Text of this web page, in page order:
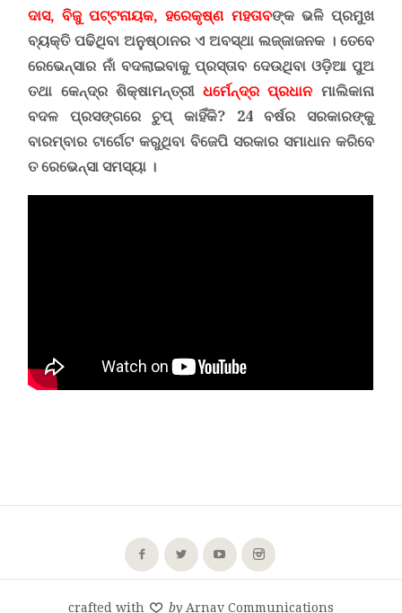
ଦାସ, ବିଜୁ ପଟ୍ଟନାୟକ, ହରେକୃଷ୍ଣ ମହତାବଙ୍କ ଭଳି ପ୍ରମୁଖ
ବ୍ୟକ୍ତି ପଢିଥିବା ଅନୁଷ୍ଠାନର ଏ ଅବସ୍ଥା ଲଜ୍ଜାଜନକ । ତେବେ
ରେଭେନ୍ସାର ନାଁ ବଦଲାଇବାକୁ ପ୍ରସ୍ତାବ ଦେଉଥିବା ଓଡ଼ିଆ ପୁଅ
ତଥା କେନ୍ଦ୍ର ଶିକ୍ଷାମନ୍ତ୍ରୀ ଧର୍ମେନ୍ଦ୍ର ପ୍ରଧାନ ମାଲିକାନା
ବଦଳ ପ୍ରସଙ୍ଗରେ ଚୁପ୍ କାହିଁକି? 24 ବର୍ଷର ସରକାରଙ୍କୁ
ବାରମ୍ବାର ଟାର୍ଗେଟ କରୁଥିବା ବିଜେପି ସରକାର ସମାଧାନ କରିବେ
ତ ରେଭେନ୍ସା ସମସ୍ୟା ।
crafted with by Arnav Communications